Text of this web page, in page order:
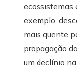
ecossistemas
exemplo,
mais quente
propagação
um declínio